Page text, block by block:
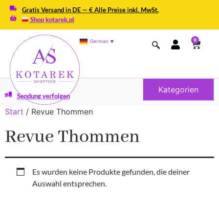
Gratis Versand in DE — € Alle Preise inkl. MwSt.
Shop kotarek.pl
German ▼ 0
Kategorien
Sendung verfolgen
Start / Revue Thommen
Revue Thommen
Es wurden keine Produkte gefunden, die deiner
Auswahl entsprechen.